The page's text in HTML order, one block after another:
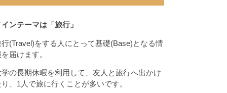
ンテーマは「旅行」
行(Travel)をする人にとって基礎(Base)となる情
届けます。
学の長期休暇を利用して、友人と旅行へ出かけ
、1人で旅に行くことが多いです。